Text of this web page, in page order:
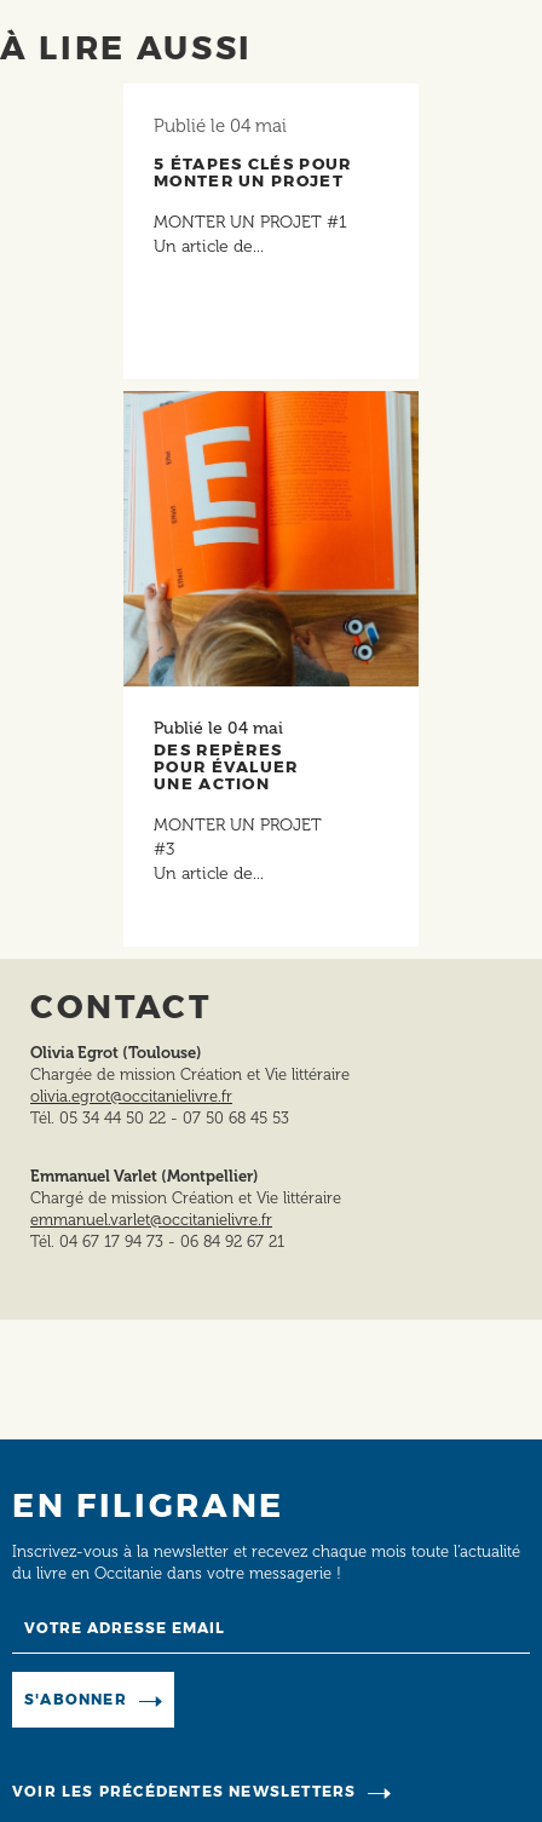
À LIRE AUSSI
Publié le 04 mai
5 ÉTAPES CLÉS POUR
MONTER UN PROJET
MONTER UN PROJET #1
Un article de...
Publié le 04 mai
DES REPÈRES
POUR ÉVALUER
UNE ACTION
MONTER UN PROJET
#3
Un article de...
CONTACT
Olivia Egrot (Toulouse)
Chargée de mission Création et Vie littéraire
olivia.egrot@occitanielivre.fr
Tél. 05 34 44 50 22 - 07 50 68 45 53
Emmanuel Varlet (Montpellier)
Chargé de mission Création et Vie littéraire
emmanuel.varlet@occitanielivre.fr
Tél. 04 67 17 94 73 - 06 84 92 67 21
EN FILIGRANE
Inscrivez-vous à la newsletter et recevez chaque mois toute l’actualité
du livre en Occitanie dans votre messagerie !
S'ABONNER
VOIR LES PRÉCÉDENTES NEWSLETTERS